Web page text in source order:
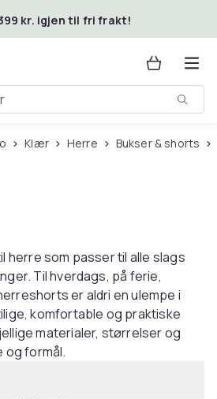
kr. igjen til fri frakt!
Klær Herre Bukser & shorts
herre som passer til alle slags
Til hverdags, på ferie,
er aldri en ulempe i
komfortable og praktiske
materialer, størrelser og
og formål.